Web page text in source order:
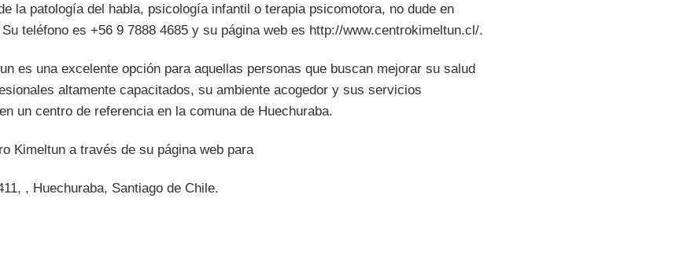
la patología del habla, psicología infantil o terapia psicomotora, no dude en
teléfono es +56 9 7888 4685 y su página web es http://www.centrokimeltun.cl/.
es una excelente opción para aquellas personas que buscan mejorar su salud
altamente capacitados, su ambiente acogedor y sus servicios
un centro de referencia en la comuna de Huechuraba.
Kimeltun a través de su página web para
, Huechuraba, Santiago de Chile.